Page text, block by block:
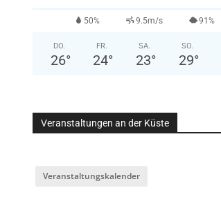
50% 9.5m/s 91%
DO.
26°
FR.
24°
SA.
23°
SO.
29°
Veranstaltungen an der Küste
Veranstaltungskalender